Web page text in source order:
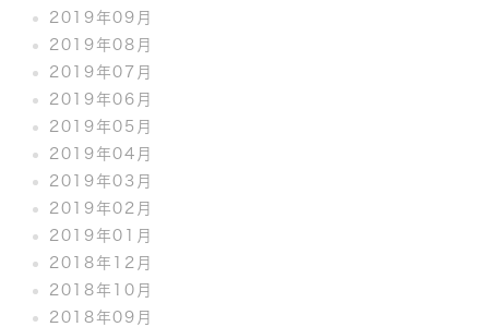
2019年09月
2019年08月
2019年07月
2019年06月
2019年05月
2019年04月
2019年03月
2019年02月
2019年01月
2018年12月
2018年10月
2018年09月